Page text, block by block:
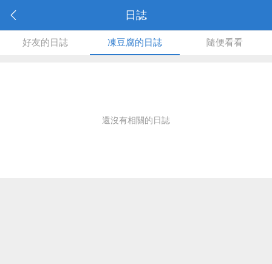
日誌
好友的日誌 凍豆腐的日誌 隨便看看
還沒有相關的日誌